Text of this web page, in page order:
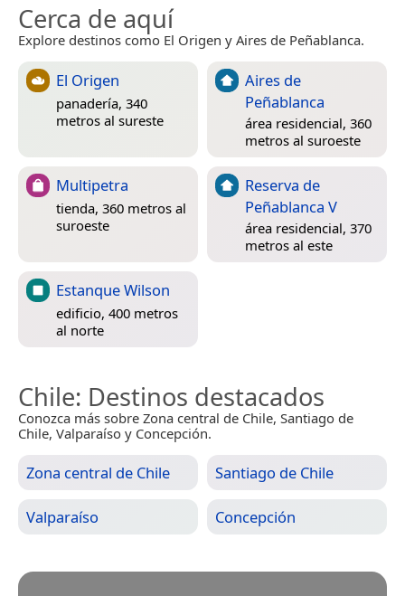
Cerca de aquí
Explore destinos como El Origen y Aires de Peñablanca.
El Origen
panadería, 340
metros al sureste
Aires de
Peñablanca
área residencial, 360
metros al suroeste
Multipetra
tienda, 360 metros al
suroeste
Reserva de
Peñablanca V
área residencial, 370
metros al este
Estanque Wilson
edificio, 400 metros
al norte
Chile: Destinos destacados
Conozca más sobre Zona central de Chile, Santiago de
Chile, Valparaíso y Concepción.
Zona central de Chile Santiago de Chile
Valparaíso Concepción